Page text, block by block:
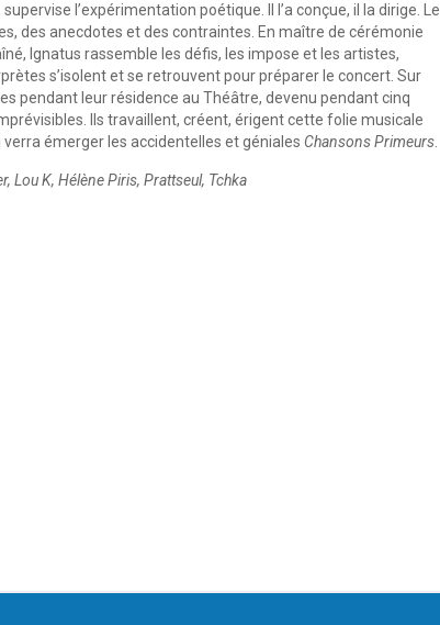
l’expérimentation poétique. Il l’a conçue, il la dirige. Le
des anecdotes et des contraintes. En maître de cérémonie
Ignatus rassemble les défis, les impose et les artistes,
s’isolent et se retrouvent pour préparer le concert. Sur
pendant leur résidence au Théâtre, devenu pendant cinq
Ils travaillent, créent, érigent cette folie musicale
émerger les accidentelles et géniales Chansons Primeurs
Lou K, Hélène Piris, Prattseul, Tchka